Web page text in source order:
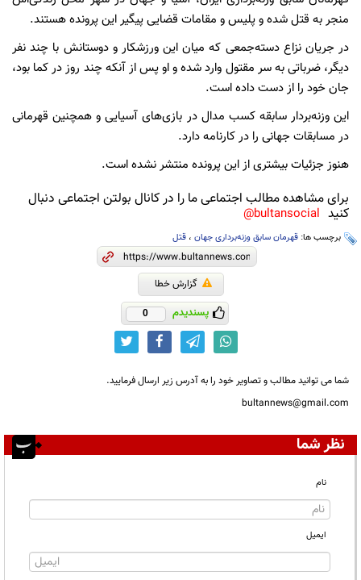
منجر به قتل شده و پلیس و مقامات قضایی پیگیر این پرونده هستند.
در جریان نزاع دسته‌جمعی که میان این ورزشکار و دوستانش با چند نفر
دیگر، ضرباتی به سر مقتول وارد شده و او پس از آنکه چند روز در کما بود،
جان خود را از دست داده است.
این وزنه‌بردار سابقه کسب مدال در بازی‌های آسیایی و همچنین قهرمانی
در مسابقات جهانی را در کارنامه دارد.
هنوز جزئیات بیشتری از این پرونده منتشر نشده است.
برای مشاهده مطالب اجتماعی ما را در کانال بولتن اجتماعی دنبال
کنید bultansocial@
برچسب ها: قهرمان سابق وزنه‌برداری جهان ، قتل
گزارش خطا
پسندیدم 0
شما می توانید مطالب و تصاویر خود را به آدرس زیر ارسال فرمایید.
bultannews@gmail.com
نظر شما
نام
ایمیل